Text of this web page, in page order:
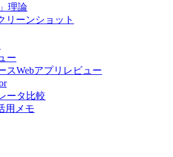
理論
リーンショット
ー
スWebアプリレビュー
ータ比較
用メモ